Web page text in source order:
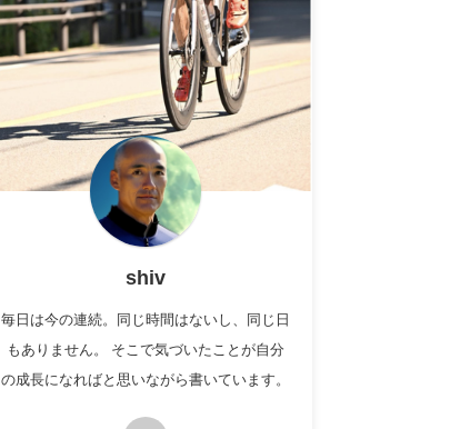
shiv
毎日は今の連続。同じ時間はないし、同じ日
もありません。 そこで気づいたことが自分
の成長になればと思いながら書いています。